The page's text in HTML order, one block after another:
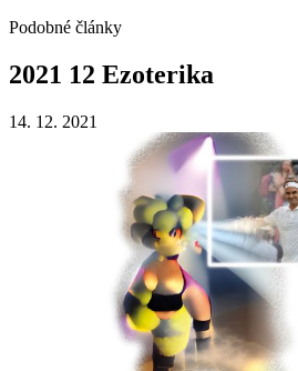
Podobné články
2021 12 Ezoterika
14. 12. 2021